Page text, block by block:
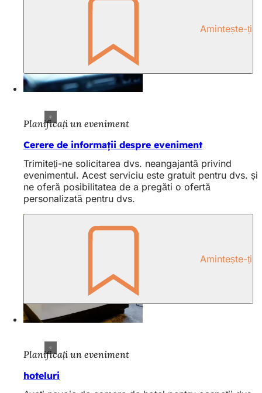
Amintește-ți
Planificați un eveniment
Cerere de informații despre eveniment
Trimiteți-ne solicitarea dvs. neangajantă privind
evenimentul. Acest serviciu este gratuit pentru dvs. și
ne oferă posibilitatea de a pregăti o ofertă
personalizată pentru dvs.
Amintește-ți
Planificați un eveniment
hoteluri